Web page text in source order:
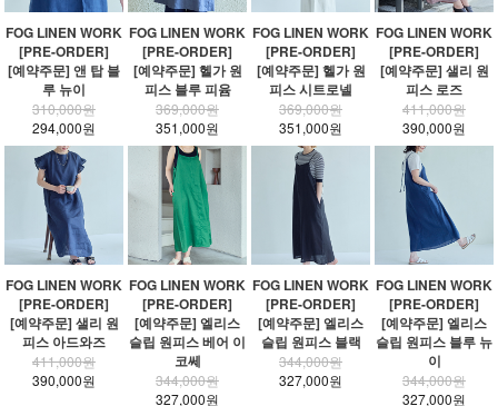
FOG LINEN WORK
[PRE-ORDER]
[예약주문] 앤 탑 블
루 뉴이
310,000원
294,000원
FOG LINEN WORK
[PRE-ORDER]
[예약주문] 헬가 원
피스 블루 피윰
369,000원
351,000원
FOG LINEN WORK
[PRE-ORDER]
[예약주문] 헬가 원
피스 시트로넬
369,000원
351,000원
FOG LINEN WORK
[PRE-ORDER]
[예약주문] 샐리 원
피스 로즈
411,000원
390,000원
FOG LINEN WORK
[PRE-ORDER]
[예약주문] 샐리 원
피스 아드와즈
411,000원
390,000원
FOG LINEN WORK
[PRE-ORDER]
[예약주문] 엘리스
슬립 원피스 베어 이
코쎄
344,000원
327,000원
FOG LINEN WORK
[PRE-ORDER]
[예약주문] 엘리스
슬립 원피스 블랙
344,000원
327,000원
FOG LINEN WORK
[PRE-ORDER]
[예약주문] 엘리스
슬립 원피스 블루 뉴
이
344,000원
327,000원